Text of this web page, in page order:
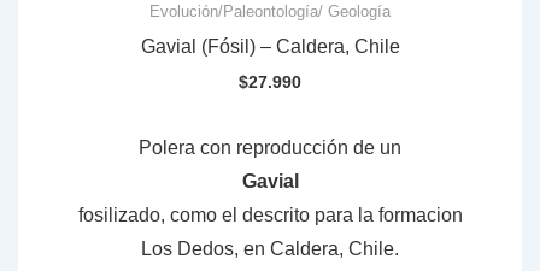
Evolución/Paleontología/ Geología
Gavial (Fósil) – Caldera, Chile
$27.990
Polera con reproducción de un
Gavial
fosilizado, como el descrito para la formacion
Los Dedos, en Caldera, Chile.